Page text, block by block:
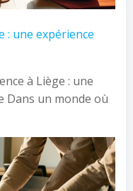
: une expérience
à Liège : une
Dans un monde où